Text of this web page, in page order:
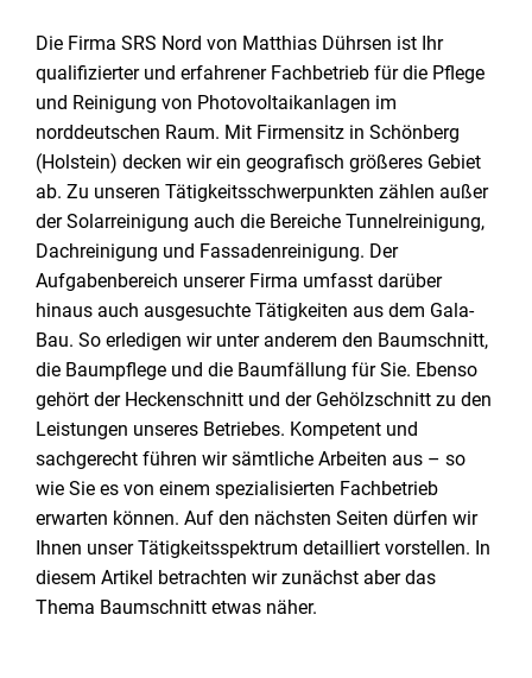
Die Firma SRS Nord von Matthias Dührsen ist Ihr
qualifizierter und erfahrener Fachbetrieb für die Pflege
und Reinigung von Photovoltaikanlagen im
norddeutschen Raum. Mit Firmensitz in Schönberg
(Holstein) decken wir ein geografisch größeres Gebiet
ab. Zu unseren Tätigkeitsschwerpunkten zählen außer
der Solarreinigung auch die Bereiche Tunnelreinigung,
Dachreinigung und Fassadenreinigung. Der
Aufgabenbereich unserer Firma umfasst darüber
hinaus auch ausgesuchte Tätigkeiten aus dem Gala-
Bau. So erledigen wir unter anderem den Baumschnitt,
die Baumpflege und die Baumfällung für Sie. Ebenso
gehört der Heckenschnitt und der Gehölzschnitt zu den
Leistungen unseres Betriebes. Kompetent und
sachgerecht führen wir sämtliche Arbeiten aus – so
wie Sie es von einem spezialisierten Fachbetrieb
erwarten können. Auf den nächsten Seiten dürfen wir
Ihnen unser Tätigkeitsspektrum detailliert vorstellen. In
diesem Artikel betrachten wir zunächst aber das
Thema Baumschnitt etwas näher.